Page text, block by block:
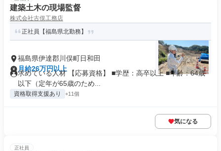
建築土木の現場監督
株式会社古俣工務店
正社員【福島県北勤務】
福島県伊達郡川俣町日和田
月給26万円以上
求めている人材 【応募資格】 ■学歴：高卒以上 ■年齢：64歳
以下（定年が65歳のため...
資格取得支援あり +11個
気になる
正社員